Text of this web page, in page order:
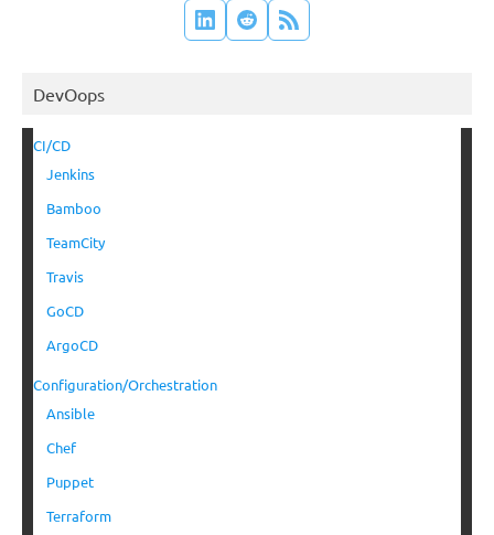
DevOops
CI/CD
Jenkins
Bamboo
TeamCity
Travis
GoCD
ArgoCD
Configuration/Orchestration
Ansible
Chef
Puppet
Terraform